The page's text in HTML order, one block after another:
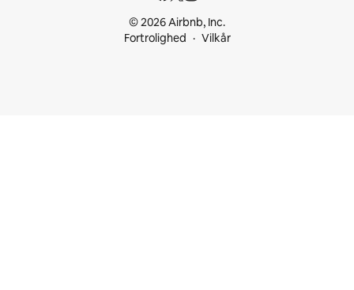
© 2026 Airbnb, Inc.
Fortrolighed
Vilkår